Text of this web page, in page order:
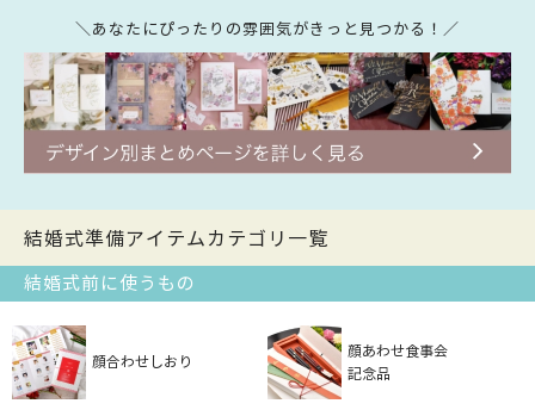
＼あなたにぴったりの雰囲気がきっと見つかる！／
結婚式準備アイテムカテゴリ一覧
結婚式前に使うもの
顔合わせしおり
顔あわせ食事会
記念品